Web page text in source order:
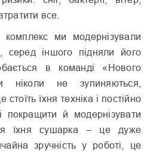
все.
ми модернізували
серед іншого підняли його
в команді «Нового
ніколи не зупиняються,
стоїть їхня техніка і постійно
покращити й модернізувати
їхня сушарка – це дуже
зручність у роботі, це